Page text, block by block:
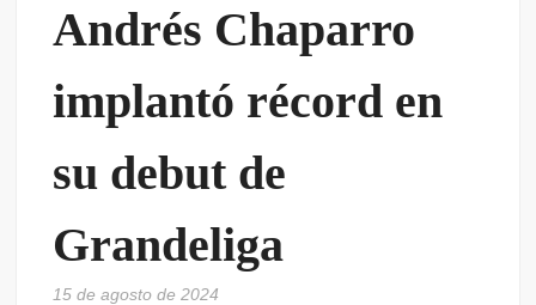
Andrés Chaparro
implantó récord en
su debut de
Grandeliga
15 de agosto de 2024